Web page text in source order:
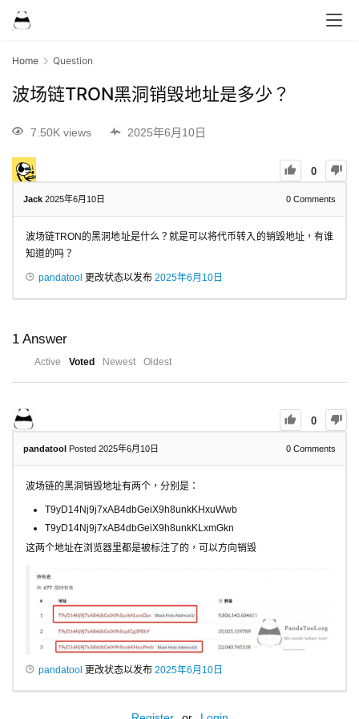
Home Question
波场链TRON黑洞销毁地址是多少？
7.50K views 2025年6月10日
0
Jack 2025年6月10日 0 Comments
波场链TRON的黑洞地址是什么？就是可以将代币转入的销毁地址，有谁
知道的吗？
pandatool 更改状态以发布 2025年6月10日
1 Answer
Active Voted Newest Oldest
0
pandatool Posted 2025年6月10日 0 Comments
波场链的黑洞销毁地址有两个，分别是：
T9yD14Nj9j7xAB4dbGeiX9h8unkKHxuWwb
T9yD14Nj9j7xAB4dbGeiX9h8unkKLxmGkn
这两个地址在浏览器里都是被标注了的，可以方向销毁
pandatool 更改状态以发布 2025年6月10日